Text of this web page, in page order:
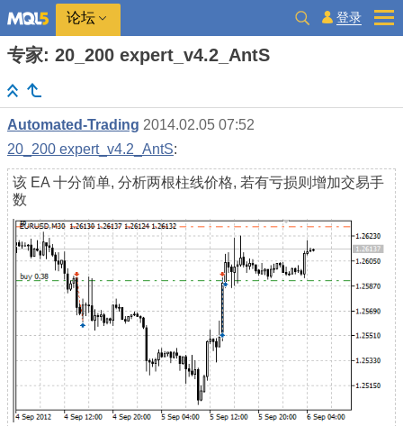
论坛 登录
专家: 20_200 expert_v4.2_AntS
Automated-Trading 2014.02.05 07:52
20_200 expert_v4.2_AntS:
该 EA 十分简单, 分析两根柱线价格, 若有亏损则增加交易手
数